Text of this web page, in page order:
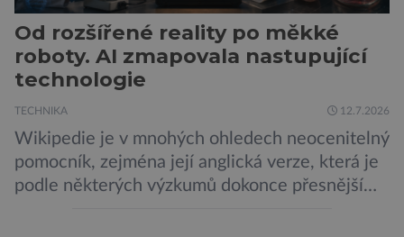
Od rozšířené reality po měkké
roboty. AI zmapovala nastupující
technologie
TECHNIKA 12.7.2026
Wikipedie je v mnohých ohledech neocenitelný
pomocník, zejména její anglická verze, která je
podle některých výzkumů dokonce přesnější